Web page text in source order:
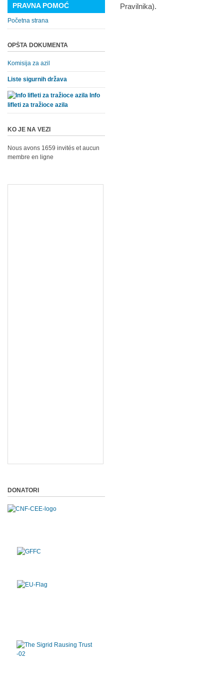
Pravilnika).
PRAVNA POMOĆ
Početna strana
OPŠTA DOKUMENTA
Komisija za azil
Liste sigurnih država
Info
lifleti za tražioce azila
KO JE NA VEZI
Nous avons 1659 invités et aucun
membre en ligne
DONATORI